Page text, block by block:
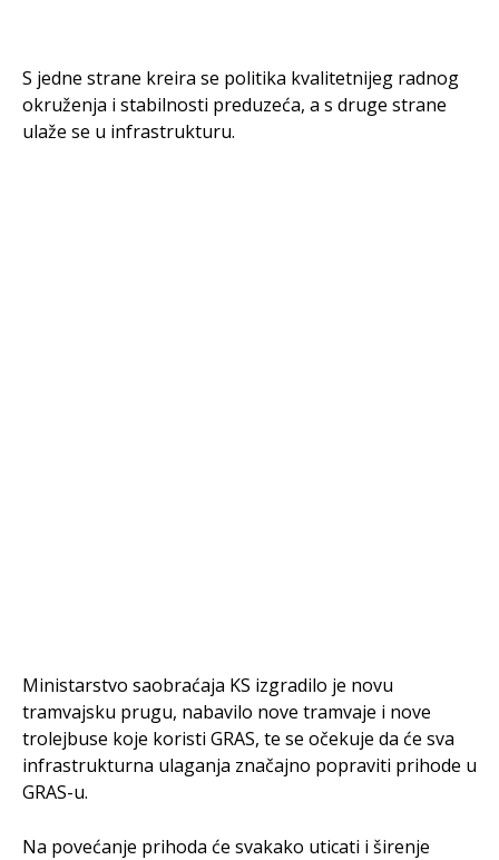
S jedne strane kreira se politika kvalitetnijeg radnog
okruženja i stabilnosti preduzeća, a s druge strane
ulaže se u infrastrukturu.
Ministarstvo saobraćaja KS izgradilo je novu
tramvajsku prugu, nabavilo nove tramvaje i nove
trolejbuse koje koristi GRAS, te se očekuje da će sva
infrastrukturna ulaganja značajno popraviti prihode u
GRAS-u.
Na povećanje prihoda će svakako uticati i širenje